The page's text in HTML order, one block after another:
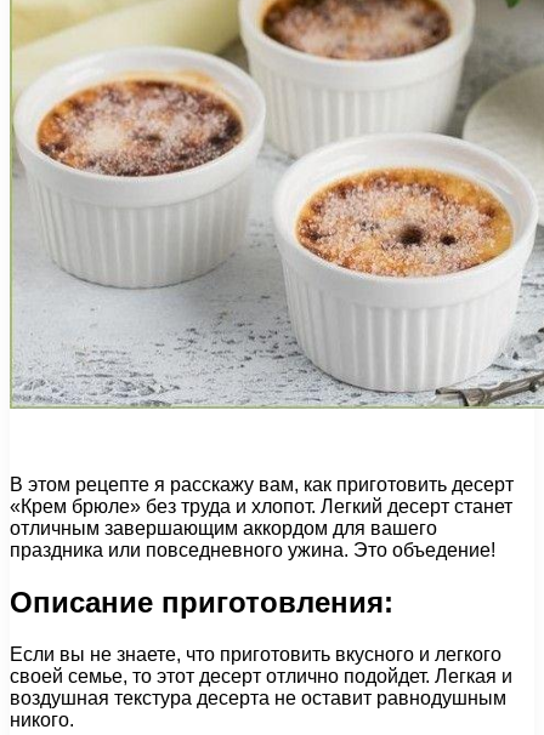
В этом рецепте я расскажу вам, как приготовить десерт
«Крем брюле» без труда и хлопот. Легкий десерт станет
отличным завершающим аккордом для вашего
праздника или повседневного ужина. Это объедение!
Описание приготовления:
Если вы не знаете, что приготовить вкусного и легкого
своей семье, то этот десерт отлично подойдет. Легкая и
воздушная текстура десерта не оставит равнодушным
никого.